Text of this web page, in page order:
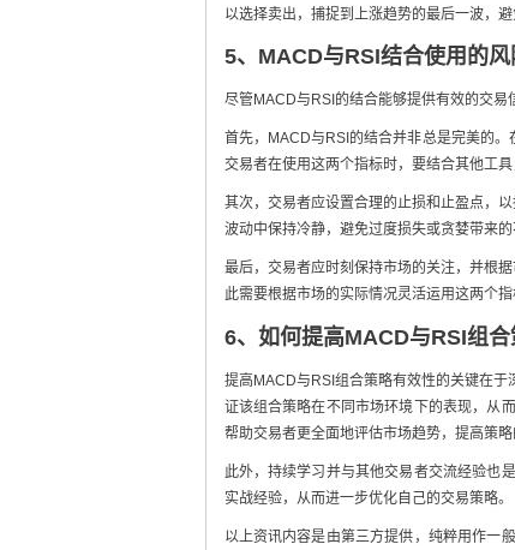
以选择卖出，捕捉到上涨趋势的最后一波，避
5、MACD与RSI结合使用的
尽管MACD与RSI的结合能够提供有效的交易
首先，MACD与RSI的结合并非总是完美的
交易者在使用这两个指标时，要结合其他工
其次，交易者应设置合理的止损和止盈点，
波动中保持冷静，避免过度损失或贪婪带来的
最后，交易者应时刻保持市场的关注，并根
此需要根据市场的实际情况灵活运用这两个指
6、如何提高MACD与RSI组
提高MACD与RSI组合策略有效性的关键在
证该组合策略在不同市场环境下的表现，从
帮助交易者更全面地评估市场趋势，提高策略
此外，持续学习并与其他交易者交流经验也
实战经验，从而进一步优化自己的交易策略。
以上资讯内容是由第三方提供，纯粹用作一